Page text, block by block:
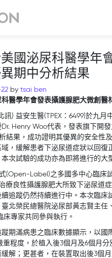
國泌尿科醫學年
期中分析結果
by tsai ben
醫學年會發表攝護腺肥大微創醫
訊) 益安生醫(TPEX：6499)於九
Henry Woo代表，發表旗下開
析結果，成功證明其優異的安全
，緩解患者下泌尿道症狀以回
次試驗的成功亦為即將進行的大
式(Open-Label)之多國多中心臨
療良性攝護腺肥大所致下泌尿道
追蹤仍然持續進行中。本次臨
北榮民總醫院泌尿部黃志賢主
床專家共同參與執行。
期滿病患之臨床數據顯示，以
重程度，於植入後3個月及6個月
解；更甚者，在裝置取出後3個